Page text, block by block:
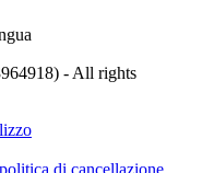
- All rights